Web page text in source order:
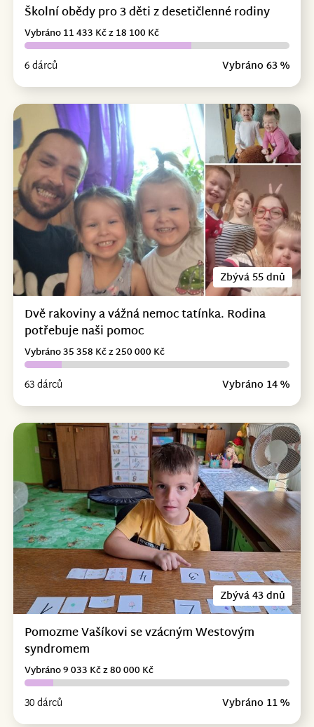
Školní obědy pro 3 děti z desetičlenné rodiny
6 dárců Vybráno 63 %
Vybráno 11 433 Kč z 18 100 Kč
Zbývá 55 dnů
Dvě rakoviny a vážná nemoc tatínka. Rodina
potřebuje naši pomoc
63 dárců Vybráno 14 %
Vybráno 35 358 Kč z 250 000 Kč
Zbývá 43 dnů
Pomozme Vašíkovi se vzácným Westovým
syndromem
30 dárců Vybráno 11 %
Vybráno 9 033 Kč z 80 000 Kč